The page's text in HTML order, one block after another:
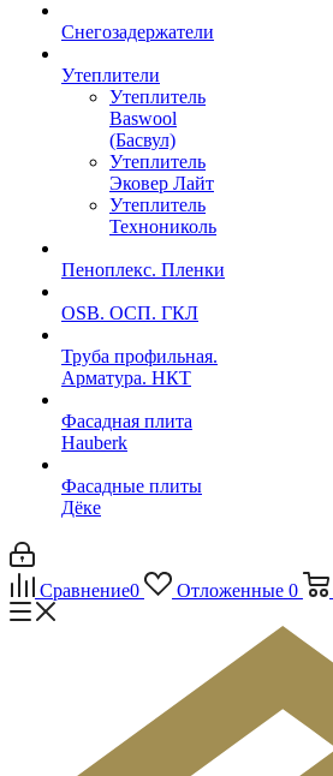
Снегозадержатели
Утеплители
Утеплитель
Baswool
(Басвул)
Утеплитель
Эковер Лайт
Утеплитель
Технониколь
Пеноплекс. Пленки
OSB. ОСП. ГКЛ
Труба профильная.
Арматура. НКТ
Фасадная плита
Hauberk
Фасадные плиты
Дёке
Сравнение0 Отложенные 0